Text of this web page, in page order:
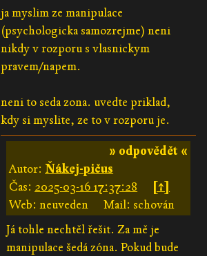
ja myslim ze manipulace
(psychologicka samozrejme) neni
nikdy v rozporu s vlasnickym
pravem/napem.
neni to seda zona. uvedte priklad,
kdy si myslite, ze to v rozporu je.
» odpovědět «
Autor:Ňákej-pičus
Čas: 2025-03-16 17:37:28
[↑]
Web: neuveden
Mail: schován
Já tohle nechtěl řešit. Za mě je
manipulace šedá zóna. Pokud bude